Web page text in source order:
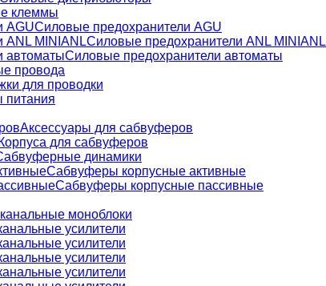
клеммы
Силовые предохранители AGU
Силовые предохранители ANL MINIANL
Силовые предохранители автоматы
провода
для проводки
питания
Аксессуары для сабвуферов
Корпуса для сабвуферов
динамики
Сабвуферы корпусные активные
Сабвуферы корпусные пассивные
моноблоки
усилители
усилители
усилители
усилители